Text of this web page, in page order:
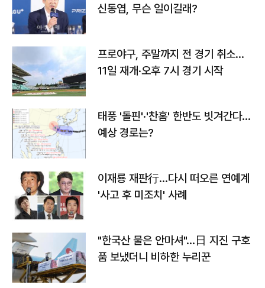
신동엽, 무슨 일이길래?
프로야구, 주말까지 전 경기 취소…
11일 재개·오후 7시 경기 시작
태풍 '돌핀'·'찬홈' 한반도 빗겨간다…
예상 경로는?
이재룡 재판行…다시 떠오른 연예계
'사고 후 미조치' 사례
"한국산 물은 안마셔"…日 지진 구호
품 보냈더니 비하한 누리꾼